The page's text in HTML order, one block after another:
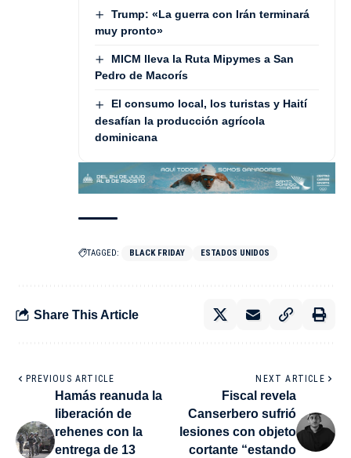
Trump: «La guerra con Irán terminará
muy pronto»
MICM lleva la Ruta Mipymes a San
Pedro de Macorís
El consumo local, los turistas y Haití
desafían la producción agrícola
dominicana
TAGGED: BLACK FRIDAY ESTADOS UNIDOS
Share This Article
PREVIOUS ARTICLE
Hamás reanuda la
liberación de
rehenes con la
entrega de 13
NEXT ARTICLE
Fiscal revela
Canserbero sufrió
lesiones con objeto
cortante “estando